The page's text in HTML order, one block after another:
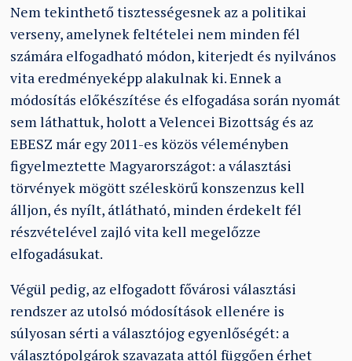
Nem tekinthető tisztességesnek az a politikai
verseny, amelynek feltételei nem minden fél
számára elfogadható módon, kiterjedt és nyilvános
vita eredményeképp alakulnak ki. Ennek a
módosítás előkészítése és elfogadása során nyomát
sem láthattuk, holott a Velencei Bizottság és az
EBESZ már egy 2011-es közös véleményben
figyelmeztette Magyarországot: a választási
törvények mögött széleskörű konszenzus kell
álljon, és nyílt, átlátható, minden érdekelt fél
részvételével zajló vita kell megelőzze
elfogadásukat.
Végül pedig, az elfogadott fővárosi választási
rendszer az utolsó módosítások ellenére is
súlyosan sérti a választójog egyenlőségét: a
választópolgárok szavazata attól függően érhet